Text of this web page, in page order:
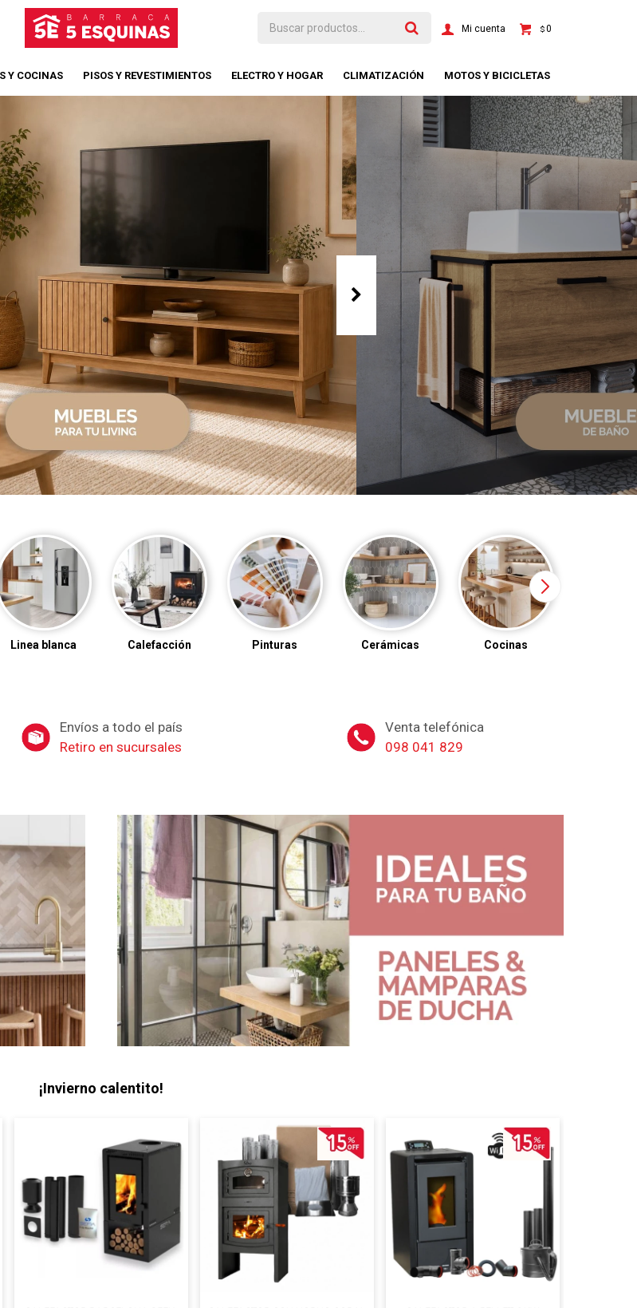
Y COCINAS PISOS Y REVESTIMIENTOS ELECTRO Y HOGAR CLIMATIZACIÓN MOTOS Y BICICLETAS
$0

Calefacción Pinturas Cerámicas Cocinas Baños
Envíos a todo el país
Retiro en sucursales
Venta telefónica
098 041 829
¡Invierno calentito!